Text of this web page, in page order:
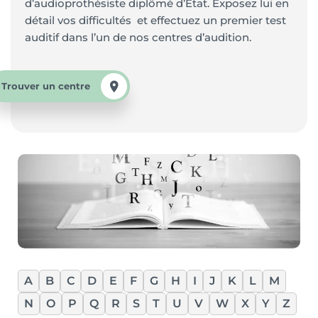
d’audioprothésiste diplômé d’Etat. Exposez lui en
détail vos difficultés et effectuez un premier test
auditif dans l’un de nos centres d’audition.
Trouver un centre
A B C D E F G H I J K L
M
N
O P Q R S T U V W X Y Z